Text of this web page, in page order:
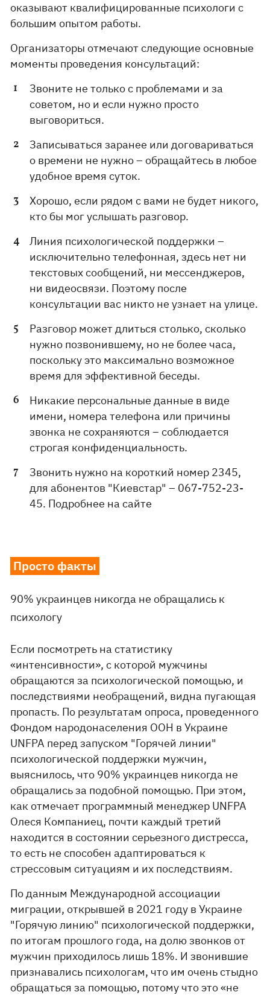
оказывают квалифицированные психологи с
большим опытом работы.
Организаторы отмечают следующие основные
моменты проведения консультаций:
Звоните не только с проблемами и за
советом, но и если нужно просто
выговориться.
Записываться заранее или договариваться
о времени не нужно – обращайтесь в любое
удобное время суток.
Хорошо, если рядом с вами не будет никого,
кто бы мог услышать разговор.
Линия психологической поддержки –
исключительно телефонная, здесь нет ни
текстовых сообщений, ни мессенджеров,
ни видеосвязи. Поэтому после
консультации вас никто не узнает на улице.
Разговор может длиться столько, сколько
нужно позвонившему, но не более часа,
поскольку это максимально возможное
время для эффективной беседы.
Никакие персональные данные в виде
имени, номера телефона или причины
звонка не сохраняются – соблюдается
строгая конфиденциальность.
Звонить нужно на короткий номер 2345,
для абонентов "Киевстар" – 067-752-23-
45. Подробнее на сайте
Просто факты
90% украинцев никогда не обращались к
психологу
Если посмотреть на статистику
«интенсивности», с которой мужчины
обращаются за психологической помощью, и
последствиями необращений, видна пугающая
пропасть. По результатам опроса, проведенного
Фондом народонаселения ООН в Украине
UNFPA перед запуском "Горячей линии"
психологической поддержки мужчин,
выяснилось, что 90% украинцев никогда не
обращались за подобной помощью. При этом,
как отмечает программный менеджер UNFPA
Олеся Компаниец, почти каждый третий
находится в состоянии серьезного дистресса,
то есть не способен адаптироваться к
стрессовым ситуациям и их последствиям.
По данным Международной ассоциации
миграции, открывшей в 2021 году в Украине
"Горячую линию" психологической поддержки,
по итогам прошлого года, на долю звонков от
мужчин приходилось лишь 18%. И звонившие
признавались психологам, что им очень стыдно
обращаться за помощью, потому что это «не